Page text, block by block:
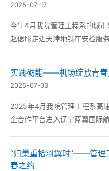
2025-07-17
今年4月我院管理工程系的城市
赵偲彤走进天津地铁在安检服
们承担起“安全守门人”的角色。
实践砺能——机场绽放青春
2025-07-03
2025年4月我院管理工程系高
企合作平台进入辽宁蓝翼国际
业发展路径。 实习期间
“归巢重拾羽翼时”——管理
春之约